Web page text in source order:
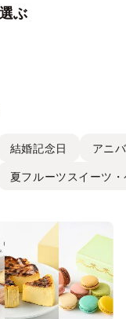
ぶ
結婚記念日 アニ
夏フルーツスイーツ